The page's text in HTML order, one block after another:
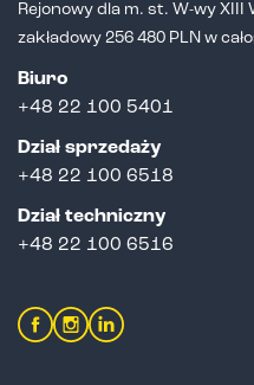
Rejonowy dla m. st. W-wy XIII
zakładowy 256 480 PLN w
Biuro
+48 22 100 5401
Dział sprzedaży
+48 22 100 6518
Dział techniczny
+48 22 100 6516